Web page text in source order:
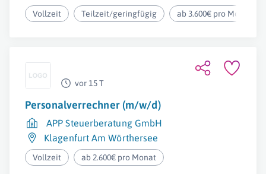
Vollzeit Teilzeit/geringfügig ab 3.600€ pro Monat
vor 15 T
Personalverrechner (m/w/d)
APP Steuerberatung GmbH
Klagenfurt Am Wörthersee
Vollzeit ab 2.600€ pro Monat